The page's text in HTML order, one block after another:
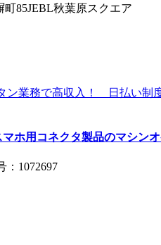
85JEBL秋葉原スクエア
マホ用コネクタ製品のマシン
1072697